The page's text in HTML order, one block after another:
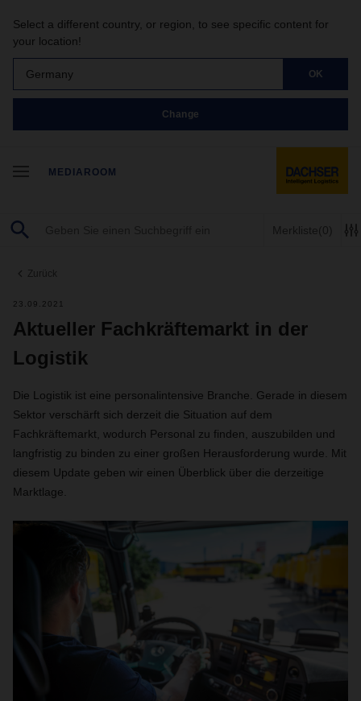
Select a different country, or region, to see specific content for
your location!
Germany OK
Change
MEDIAROOM
Merkliste(0)
Zurück
23.09.2021
Aktueller Fachkräftemarkt in der
Logistik
Die Logistik ist eine personalintensive Branche. Gerade in diesem
Sektor verschärft sich derzeit die Situation auf dem
Fachkräftemarkt, wodurch Personal zu finden, auszubilden und
langfristig zu binden zu einer großen Herausforderung wurde. Mit
diesem Update geben wir einen Überblick über die derzeitige
Marktlage.